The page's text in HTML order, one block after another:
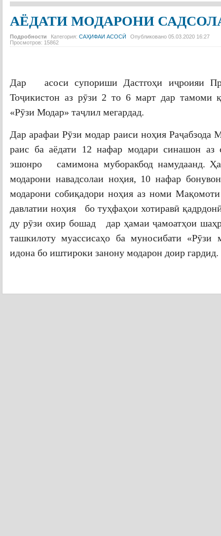
АЁДАТИ МОДАРОНИ
Подробности Категория: САҲИФАИ АСОСӢ
Опубликовано 05.03.2020 16:27
Просмотров: 15862
Дар асоси супориши Дастгоҳи иҷроияи
Тоҷикистон аз рӯзи 2 то 6 март дар тамоми
«Рӯзи Модар» таҷлил мегардад.
Дар арафаи Рӯзи модар раиси ноҳия Раҷабзода
раис ба аёдати 12 нафар модари синашон аз
эшонро самимона муборакбод намудаанд.
модарони навадсолаи ноҳия, 10 нафар
модарони собиқадори ноҳия аз номи
давлатии ноҳия бо туҳфаҳои хотиравӣ
ду рӯзи охир бошад дар ҳамаи ҷамоатҳои
ташкилоту муассисаҳо ба муносибати «Рӯзи
идона бо иштироки занону модарон доир гардид.